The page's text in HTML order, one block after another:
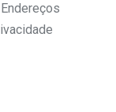
Endereços